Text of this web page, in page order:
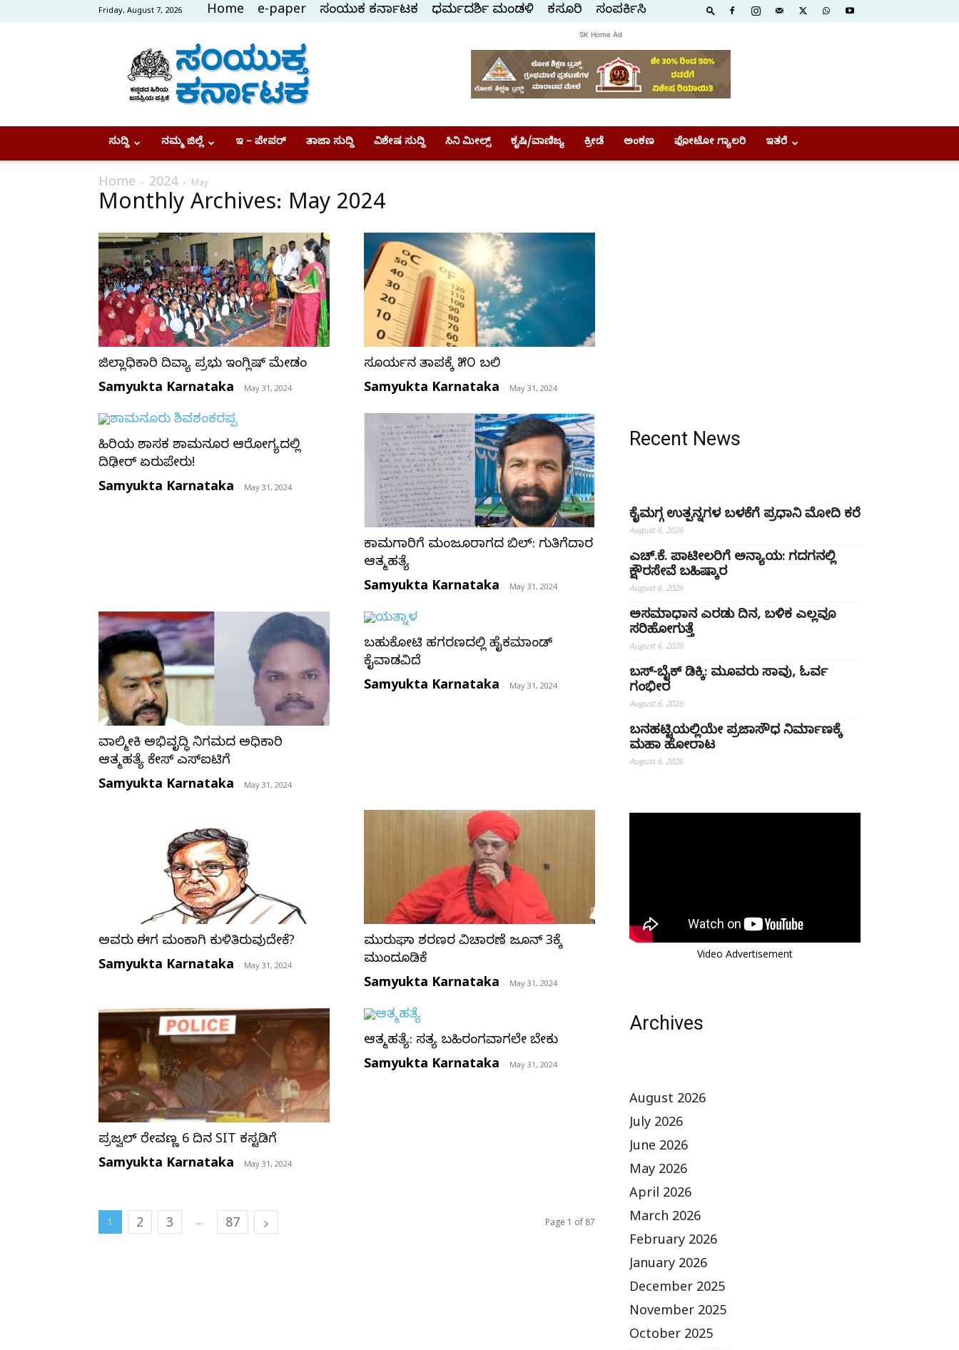
Friday, August 7, 2026 Home e-paper ಸಂಯುಕ್ತ ಕರ್ನಾಟಕ ಧರ್ಮದರ್ಶಿ ಮಂಡಳಿ ಕಸ್ತೂರಿ ಸಂಪರ್ಕಿಸಿ
Samyukta
Karnataka
SK Home Ad
ಸುದ್ದಿ ನಮ್ಮ ಜಿಲ್ಲೆ ಇ – ಪೇಪರ್ ತಾಜಾ ಸುದ್ದಿ ವಿಶೇಷ ಸುದ್ದಿ ಸಿನಿ ಮೀಲ್ಸ್ ಕೃಷಿ/ವಾಣಿಜ್ಯ ಕ್ರೀಡೆ ಅಂಕಣ ಫೋಟೋ ಗ್ಯಾಲರಿ ಇತರೆ
Home 2024 May
Monthly Archives: May 2024
ಜಿಲ್ಲಾಧಿಕಾರಿ ದಿವ್ಯಾ ಪ್ರಭು ಇಂಗ್ಲಿಷ್ ಮೇಡಂ
Samyukta Karnataka - May 31, 2024
ಸೂರ್ಯನ ತಾಪಕ್ಕೆ ೫೦ ಬಲಿ
Samyukta Karnataka - May 31, 2024
ಹಿರಿಯ ಶಾಸಕ ಶಾಮನೂರ ಆರೋಗ್ಯದಲ್ಲಿ
ದಿಢೀರ್ ಏರುಪೇರು!
Samyukta Karnataka - May 31, 2024
ಕಾಮಗಾರಿಗೆ ಮಂಜೂರಾಗದ ಬಿಲ್: ಗುತ್ತಿಗೆದಾರ
ಆತ್ಮಹತ್ಯೆ
Samyukta Karnataka - May 31, 2024
ವಾಲ್ಮೀಕಿ ಅಭಿವೃದ್ಧಿ ನಿಗಮದ ಅಧಿಕಾರಿ
ಆತ್ಮಹತ್ಯೆ ಕೇಸ್ ಎಸ್‌ಐಟಿಗೆ
Samyukta Karnataka - May 31, 2024
ಬಹುಕೋಟಿ ಹಗರಣದಲ್ಲಿ ಹೈಕಮಾಂಡ್
ಕೈವಾಡವಿದೆ
Samyukta Karnataka - May 31, 2024
ಅವರು ಈಗ ಮಂಕಾಗಿ ಕುಳಿತಿರುವುದೇಕೆ?
Samyukta Karnataka - May 31, 2024
ಮುರುಘಾ ಶರಣರ ವಿಚಾರಣೆ ಜೂನ್‌ 3ಕ್ಕೆ
ಮುಂದೂಡಿಕೆ
Samyukta Karnataka - May 31, 2024
ಪ್ರಜ್ವಲ್ ರೇವಣ್ಣ 6 ದಿನ SIT ಕಸ್ಟಡಿಗೆ
Samyukta Karnataka - May 31, 2024
ಆತ್ಮಹತ್ಯೆ: ಸತ್ಯ ಬಹಿರಂಗವಾಗಲೇ ಬೇಕು
Samyukta Karnataka - May 31, 2024
1 2 3 ... 87 Page 1 of 87
Recent News
ಕೈಮಗ್ಗ ಉತ್ಪನ್ನಗಳ ಬಳಕೆಗೆ ಪ್ರಧಾನಿ ಮೋದಿ ಕರೆ
August 6, 2026
ಎಚ್‌.ಕೆ. ಪಾಟೀಲರಿಗೆ ಅನ್ಯಾಯ: ಗದಗನಲ್ಲಿ
ಕ್ಷೌರಸೇವೆ ಬಹಿಷ್ಕಾರ
August 6, 2026
ಅಸಮಾಧಾನ ಎರಡು ದಿನ, ಬಳಿಕ ಎಲ್ಲವೂ
ಸರಿಹೋಗುತ್ತೆ
August 6, 2026
ಬಸ್-ಬೈಕ್ ಡಿಕ್ಕಿ: ಮೂವರು ಸಾವು, ಓರ್ವ
ಗಂಭೀರ
August 6, 2026
ಬನಹಟ್ಟಿಯಲ್ಲಿಯೇ ಪ್ರಜಾಸೌಧ ನಿರ್ಮಾಣಕ್ಕೆ
ಮಹಾ ಹೋರಾಟ
August 6, 2026
Video Advertisement
Archives
August 2026
July 2026
June 2026
May 2026
April 2026
March 2026
February 2026
January 2026
December 2025
November 2025
October 2025